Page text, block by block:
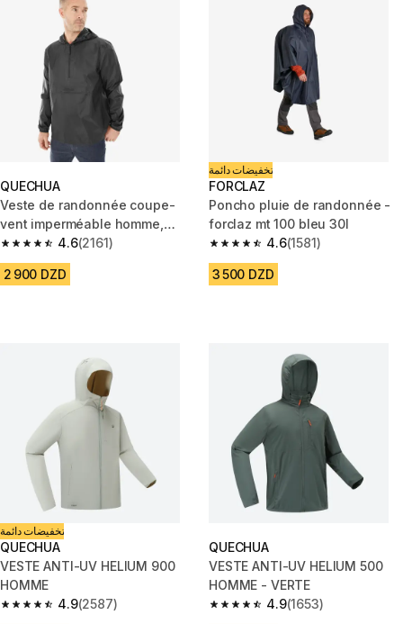
QUECHUA
Veste de randonnée coupe-
vent imperméable homme,
Raincut 1/2 Zip noir
4.6
4.6 out of 5 stars from 2161 reviews
(2161)
2 900 DZD
تخفيضات دائمة
FORCLAZ
Poncho pluie de randonnée -
forclaz mt 100 bleu 30l
4.6
4.6 out of 5 stars from 1581
(1581)
3 500 DZD
تخفيضات دائمة
QUECHUA
VESTE ANTI-UV HELIUM 900
HOMME
4.9
4.9 out of 5 stars from 2587 reviews
(2587)
QUECHUA
VESTE ANTI-UV HELIUM 500
HOMME - VERTE
4.9
4.9 out of 5 stars from 1653
(1653)